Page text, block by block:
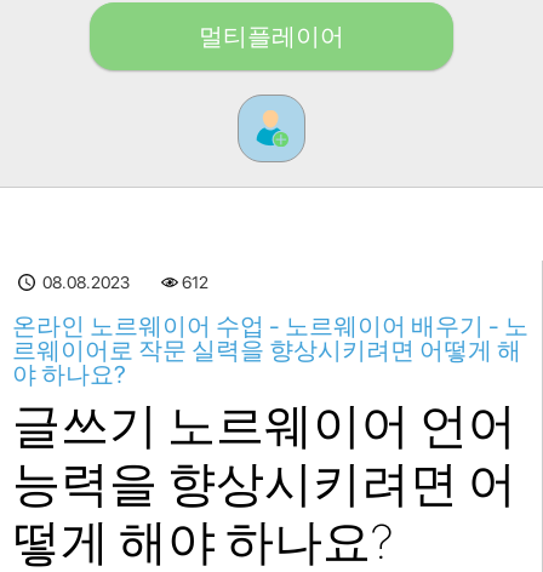
멀티플레이어
08.08.2023 612
온라인 노르웨이어 수업 - 노르웨이어 배우기 - 노
르웨이어로 작문 실력을 향상시키려면 어떻게 해
야 하나요?
글쓰기 노르웨이어 언어
능력을 향상시키려면 어
떻게 해야 하나요?